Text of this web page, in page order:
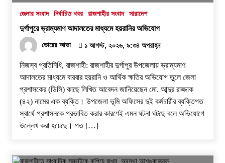
জেলার সংবাদ নির্বাচিত খবর রাজশাহীর সংবাদ সারাদেশ
দুর্গাপুরে ভ্রাম্যমাণ আদালতের মাধ্যমে হয়রানির অভিযোগ
ভোরের আভা ১ আগস্ট, ২০২৬, ৯:৩৪ অপরাহ্ন
নিজস্ব প্রতিনিধি, রাজশাহী: রাজশাহীর দুর্গাপুর উপজেলায় ভ্রাম্যমাণ
আদালতের মাধ্যমে বারবার হয়রানি ও আর্থিক ক্ষতির অভিযোগ তুলে জেলা
প্রশাসকের (ডিসি) কাছে লিখিত আবেদন জানিয়েছেন মো. আব্দুর রাজ্জাক
(৪২) নামের এক ব্যক্তি। উপজেলা ভূমি অফিসের দুই কর্মচারীর ব্যক্তিগত
স্বার্থে প্রশাসনকে প্রভাবিত করার কারণেই এমন ঘটনা ঘটছে বলে অভিযোগে
উল্লেখ করা হয়েছে। ​গত […]